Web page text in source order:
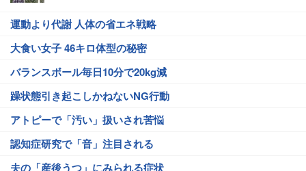
運動より代謝 人体の省エネ戦略
大食い女子 46キロ体型の秘密
バランスボール毎日10分で20kg減
躁状態引き起こしかねないNG行動
アトピーで「汚い」扱いされ苦悩
認知症研究で「音」注目される
夫の「産後うつ」にみられる症状